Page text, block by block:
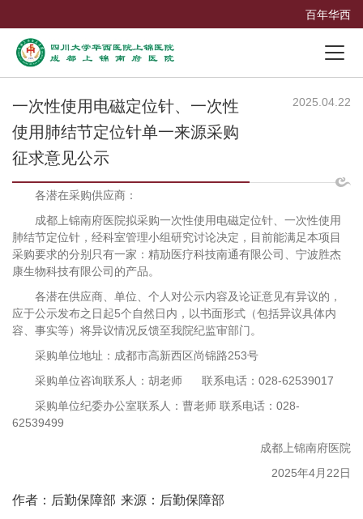
百年华西
一次性使用电磁定位针、一次性
使用肺结节定位针单一来源采购
征求意见公示
2025.04.22
各潜在采购供应商：
成都上锦南府医院拟采购一次性使用电磁定位针、一次性使用
肺结节定位针，经科室管理小组研究讨论决定，目前能满足本项目
采购要求的分别只有一家：精劢医疗科技南通有限公司、宁波胜杰
康生物科技有限公司的产品。
各潜在供应商、单位、个人对公示内容及论证意见有异议的，
应于公示发布之日起5个自然日内，以书面形式（包括异议具体内
容、事实等）将异议情况反馈至我院纪监审部门。
采购单位地址：成都市高新西区尚锦路253号
采购单位咨询联系人：胡老师 联系电话：028-62539017
采购单位纪委办公室联系人：曹老师 联系电话：028-
62539499
成都上锦南府医院
2025年4月22日
作者：后勤保障部 来源：后勤保障部